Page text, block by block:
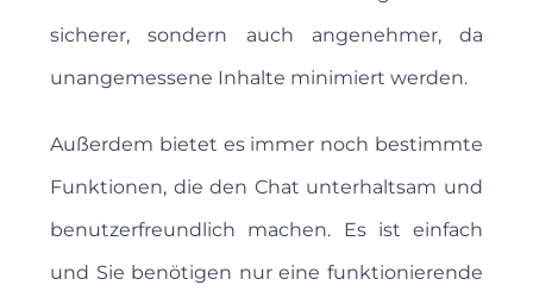
sicherer, sondern auch angenehmer, da
unangemessene Inhalte minimiert werden.
Außerdem bietet es immer noch bestimmte
Funktionen, die den Chat unterhaltsam und
benutzerfreundlich machen. Es ist einfach
und Sie benötigen nur eine funktionierende